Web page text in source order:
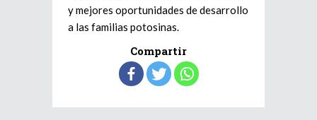
y mejores oportunidades de desarrollo
a las familias potosinas.
Compartir